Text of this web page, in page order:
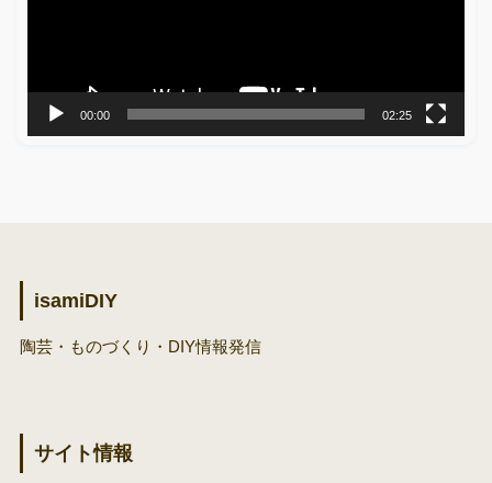
00:00 02:25
isamiDIY
陶芸・ものづくり・DIY情報発信
サイト情報